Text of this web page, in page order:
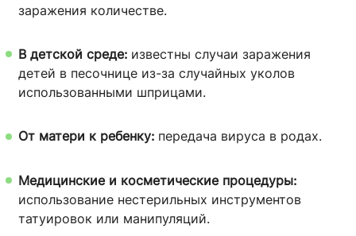
заражения количестве.
В детской среде: известны случаи заражения
детей в песочнице из-за случайных уколов
использованными шприцами.
От матери к ребенку: передача вируса в родах.
Медицинские и косметические процедуры:
использование нестерильных инструментов
татуировок или манипуляций.